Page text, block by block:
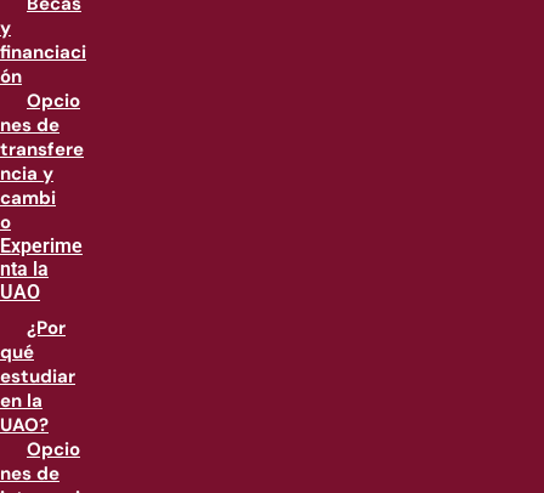
y
financiaci
ón
Opcio
nes de
transfere
ncia y
cambi
o
Experime
nta la
UAO
¿Por
qué
estudiar
en la
UAO?
Opcio
nes de